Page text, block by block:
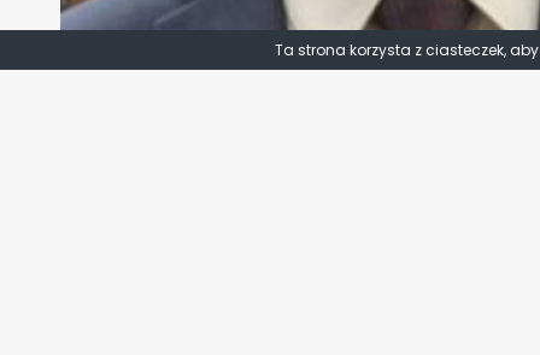
Ta strona korzysta z ciasteczek,